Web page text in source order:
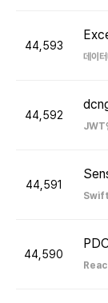
44,593
데이
44,592
JWT
44,591
Swift
44,590